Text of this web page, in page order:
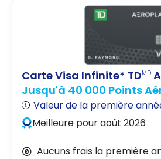
Carte Visa Infinite* TDMD
Jusqu'à 40 000 Points
Valeur de la première
Meilleure pour août 2026
Aucuns frais la première